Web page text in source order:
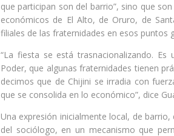
que participan son del barrio”, sino que
económicos de El Alto, de Oruro, de
filiales de las fraternidades en esos puntos
“La fiesta se está trasnacionalizando.
Poder, que algunas fraternidades tienen
decimos que de Chijini se irradia con
que se consolida en lo económico”, dice
Una expresión inicialmente local, de
del sociólogo, en un mecanismo que